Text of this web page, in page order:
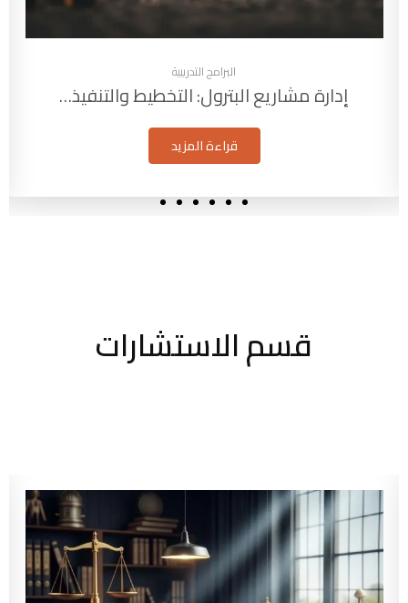
البرامج التدريبية
إدارة مشاريع البترول: التخطيط والتنفيذ…
قراءة المزيد
قسم الاستشارات